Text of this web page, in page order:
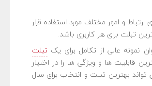
و امور مختلف مورد استفاده قرار
تبلت
دانست. محصولی که در همه بخش‎ ها بهترین قابلیت ‎ها و ویژگی‎ ها را در اختیار
کاربران قرار می‎ دهد. در ادامه با ما همراه باشید تا ببینیم چرا MatePad 11 می‎ تواند بهترین تبلت و انتخاب برای سال